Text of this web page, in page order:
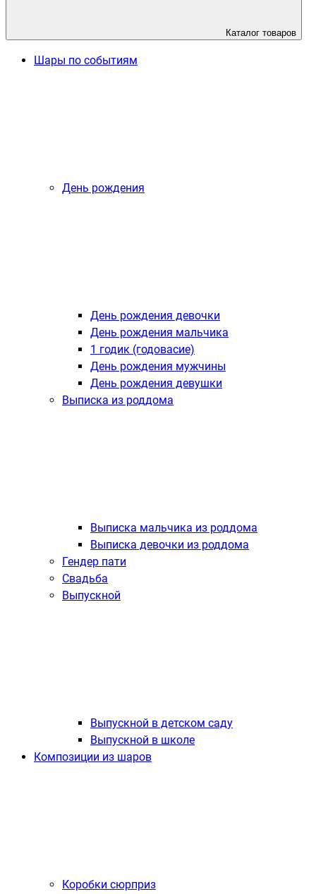
Каталог товаров
Шары по событиям
День рождения
День рождения девочки
День рождения мальчика
1 годик (годовасие)
День рождения мужчины
День рождения девушки
Выписка из роддома
Выписка мальчика из роддома
Выписка девочки из роддома
Гендер пати
Свадьба
Выпускной
Выпускной в детском саду
Выпускной в школе
Композиции из шаров
Коробки сюрприз